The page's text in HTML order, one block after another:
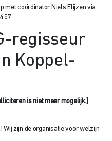
met coördinator Niels Elijzen via
57.
regisseur
Koppel-
is niet meer mogelijk.]
Wij zijn de organisatie voor welzijn